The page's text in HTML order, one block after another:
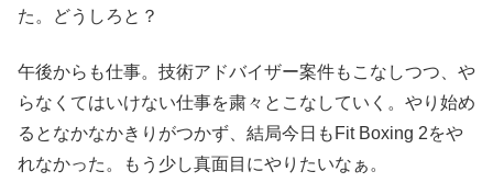
た。どうしろと？
午後からも仕事。技術アドバイザー案件もこなしつつ、や
らなくてはいけない仕事を粛々とこなしていく。やり始め
るとなかなかきりがつかず、結局今日もFit Boxing 2をや
れなかった。もう少し真面目にやりたいなぁ。